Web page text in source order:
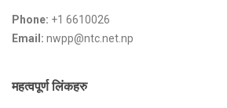
Phone: +1 6610026
Email: nwpp@ntc.net.np
महत्वपूर्ण लिंकहरु